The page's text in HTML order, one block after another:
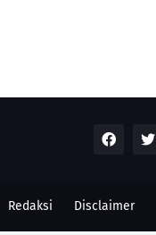
Redaksi Disclaimer